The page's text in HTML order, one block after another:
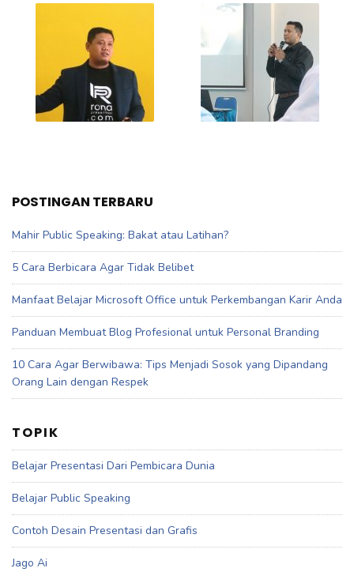
POSTINGAN TERBARU
Mahir Public Speaking: Bakat atau Latihan?
5 Cara Berbicara Agar Tidak Belibet
Manfaat Belajar Microsoft Office untuk Perkembangan Karir Anda
Panduan Membuat Blog Profesional untuk Personal Branding
10 Cara Agar Berwibawa: Tips Menjadi Sosok yang Dipandang
Orang Lain dengan Respek
TOPIK
Belajar Presentasi Dari Pembicara Dunia
Belajar Public Speaking
Contoh Desain Presentasi dan Grafis
Jago Ai